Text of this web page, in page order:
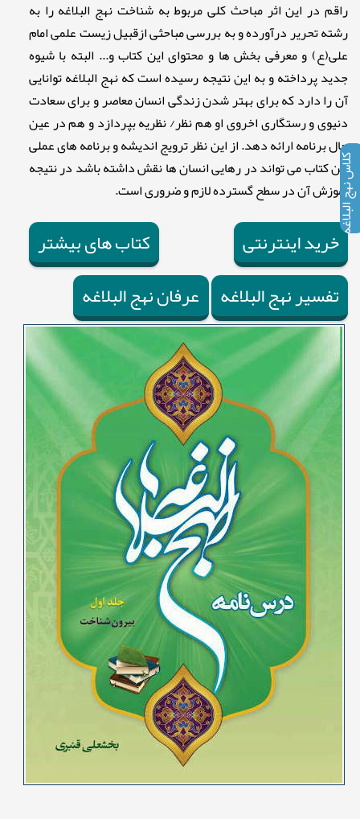
کلاس نهج البلاغه
راقم در این اثر مباحث کلی مربوط به شناخت نهج البلاغه را به
رشته تحریر درآورده و به بررسی مباحثی ازقبیل زیست علمی امام
علی(ع) و معرفی بخش ها و محتوای این کتاب و... البته با شیوه
جدید پرداخته و به این نتیجه رسیده است که نهج البلاغه توانایی
آن را دارد که برای بهتر شدن زندگی انسان معاصر و برای سعادت
دنیوی و رستگاری اخروی او هم نظر/ نظریه بپردازد و هم در عین
حال برنامه ارائه دهد. از این نظر ترویج اندیشه و برنامه های عملی
این کتاب می تواند در رهایی انسان ها نقش داشته باشد در نتیجه
آموزش آن در سطح گسترده لازم و ضروری است.
خرید اینترنتی
کتاب های بیشتر
تفسیر نهج البلاغه
عرفان نهج البلاغه